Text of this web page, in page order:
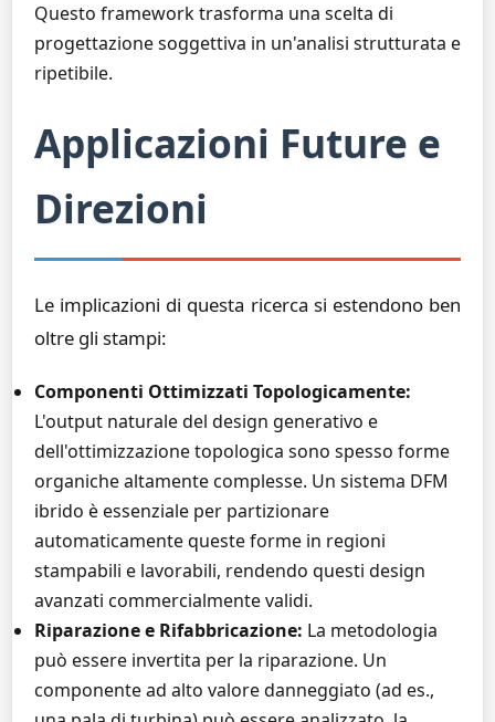
Questo framework trasforma una scelta di
progettazione soggettiva in un'analisi strutturata e
ripetibile.
Applicazioni Future e
Direzioni
Le implicazioni di questa ricerca si estendono ben
oltre gli stampi:
Componenti Ottimizzati Topologicamente:
L'output naturale del design generativo e
dell'ottimizzazione topologica sono spesso forme
organiche altamente complesse. Un sistema DFM
ibrido è essenziale per partizionare
automaticamente queste forme in regioni
stampabili e lavorabili, rendendo questi design
avanzati commercialmente validi.
Riparazione e Rifabbricazione: La metodologia
può essere invertita per la riparazione. Un
componente ad alto valore danneggiato (ad es.,